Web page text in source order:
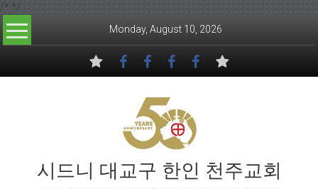
/* */
Skip to content
Monday, August 10, 2026
시드니 대교구 한인 천주교회